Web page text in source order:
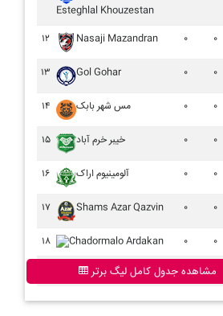
Esteghlal Khouzestan
۱۲ Nasaji Mazandran ۰ ۰
۱۳ Gol Gohar ۰ ۰
۱۴ مس شهر بابک ۰ ۰
۱۵ خيبر خرم آباد ۰ ۰
۱۶ آلومينيوم اراک ۰ ۰
۱۷ Shams Azar Qazvin ۰ ۰
۱۸ Chadormalo Ardakan ۰ ۰
مشاهده جدول کامل لیگ برتر